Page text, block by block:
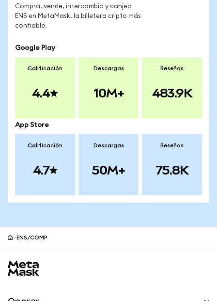
Compra, vende, intercambia y canjea
ENS en MetaMask, la billetera cripto más
confiable.
Google Play
Calificación
4.4
Descargas
10M+
Reseñas
483.9K
App Store
Calificación
4.7
Descargas
50M+
Reseñas
75.8K
ENS/COMP